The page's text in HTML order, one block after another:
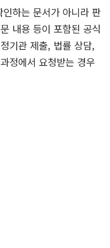
하는 문서가 아니라 판
내용 등이 포함된 공식
기관 제출, 법률 상담,
정에서 요청받는 경우